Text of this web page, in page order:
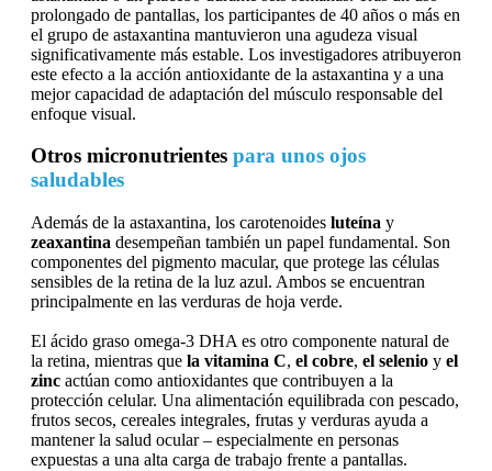
prolongado de pantallas, los participantes de 40 años o más en
el grupo de astaxantina mantuvieron una agudeza visual
significativamente más estable. Los investigadores atribuyeron
este efecto a la acción antioxidante de la astaxantina y a una
mejor capacidad de adaptación del músculo responsable del
enfoque visual.
Otros micronutrientes para unos ojos
saludables
Además de la astaxantina, los carotenoides luteína y
zeaxantina desempeñan también un papel fundamental. Son
componentes del pigmento macular, que protege las células
sensibles de la retina de la luz azul. Ambos se encuentran
principalmente en las verduras de hoja verde.
El ácido graso omega-3 DHA es otro componente natural de
la retina, mientras que la vitamina C, el cobre, el selenio y el
zinc actúan como antioxidantes que contribuyen a la
protección celular. Una alimentación equilibrada con pescado,
frutos secos, cereales integrales, frutas y verduras ayuda a
mantener la salud ocular – especialmente en personas
expuestas a una alta carga de trabajo frente a pantallas.